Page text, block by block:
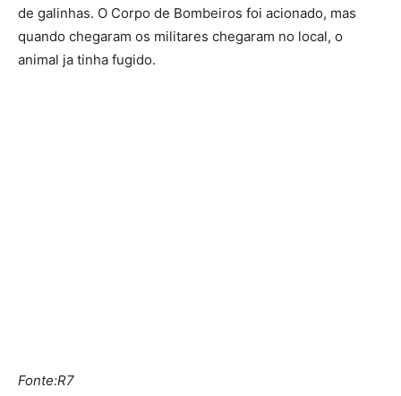
de galinhas. O Corpo de Bombeiros foi acionado, mas
quando chegaram os militares chegaram no local, o
animal ja tinha fugido.
Fonte:R7